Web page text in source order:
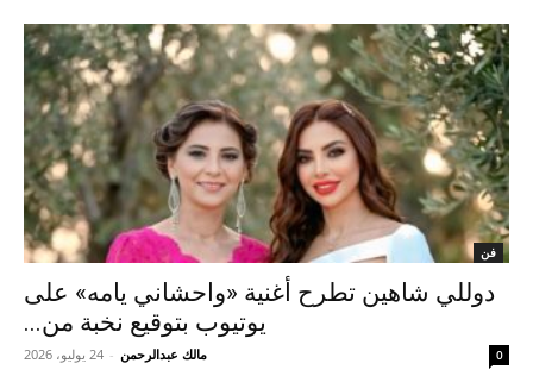
فن
دوللي شاهين تطرح أغنية «واحشاني يامه» على
يوتيوب بتوقيع نخبة من...
مالك عبدالرحمن - 24 يوليو، 2026 0